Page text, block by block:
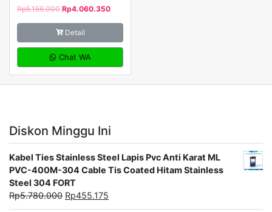
Rp5.156.000 Rp4.060.350
Detail
Chat WA
Diskon Minggu Ini
Kabel Ties Stainless Steel Lapis Pvc Anti Karat ML
PVC-400M-304 Cable Tis Coated Hitam Stainless
Steel 304 FORT
Rp5.780.000 Rp455.175